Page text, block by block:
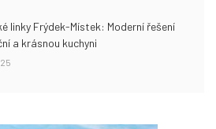
linky Frýdek-Místek: Moderní řešení
a krásnou kuchyni